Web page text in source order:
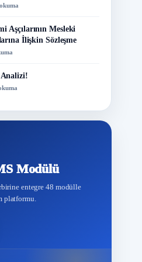
Aşçılarının Mesleki
İlişkin Sözleşme
Modülü
entegre 48 modülle
platformu.